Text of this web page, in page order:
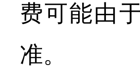
费可能由
准。